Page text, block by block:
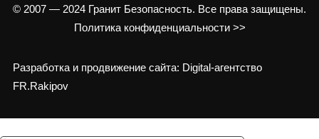
© 2007 — 2024 Гранит Безопасность. Все права защищены.
Политика конфиденциальности >>
Разработка и продвижение сайта: Digital-агентство
FR.Rakipov